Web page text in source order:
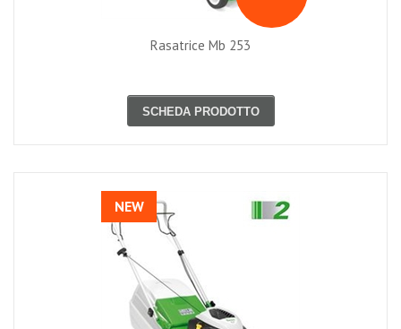
Rasatrice Mb 253
SCHEDA PRODOTTO
NEW